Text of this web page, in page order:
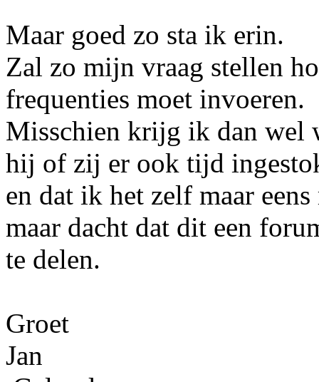
Maar goed zo sta ik erin.
Zal zo mijn vraag stellen
frequenties moet invoeren.
Misschien krijg ik dan wel
hij of zij er ook tijd
en dat ik het zelf maar
maar dacht dat dit een
te delen.
Groet
Jan